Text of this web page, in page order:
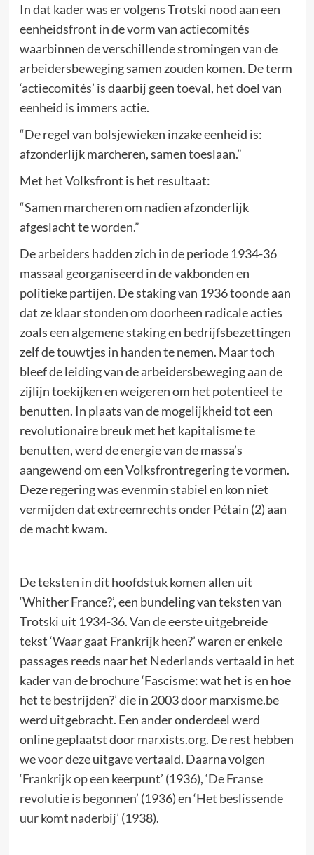
In dat kader was er volgens Trotski nood aan een
eenheidsfront in de vorm van actiecomités
waarbinnen de verschillende stromingen van de
arbeidersbeweging samen zouden komen. De term
‘actiecomités’ is daarbij geen toeval, het doel van
eenheid is immers actie.
“De regel van bolsjewieken inzake eenheid is:
afzonderlijk marcheren, samen toeslaan.”
Met het Volksfront is het resultaat:
“Samen marcheren om nadien afzonderlijk
afgeslacht te worden.”
De arbeiders hadden zich in de periode 1934-36
massaal georganiseerd in de vakbonden en
politieke partijen. De staking van 1936 toonde aan
dat ze klaar stonden om doorheen radicale acties
zoals een algemene staking en bedrijfsbezettingen
zelf de touwtjes in handen te nemen. Maar toch
bleef de leiding van de arbeidersbeweging aan de
zijlijn toekijken en weigeren om het potentieel te
benutten. In plaats van de mogelijkheid tot een
revolutionaire breuk met het kapitalisme te
benutten, werd de energie van de massa’s
aangewend om een Volksfrontregering te vormen.
Deze regering was evenmin stabiel en kon niet
vermijden dat extreemrechts onder Pétain (2) aan
de macht kwam.
De teksten in dit hoofdstuk komen allen uit
‘Whither France?’, een bundeling van teksten van
Trotski uit 1934-36. Van de eerste uitgebreide
tekst‘Waar gaat Frankrijk heen?’waren er enkele
passages reeds naar het Nederlands vertaald in het
kader van de brochure ‘Fascisme: wat het is en hoe
het te bestrijden?’ die in 2003 door marxisme.be
werd uitgebracht. Een ander onderdeel werd
online geplaatst door marxists.org. De rest hebben
we voor deze uitgave vertaald. Daarna volgen
‘Frankrijk op een keerpunt’ (1936),‘De Franse
revolutie is begonnen’ (1936) en‘Het beslissende
uur komt naderbij’ (1938).